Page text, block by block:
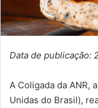
Data de publicação:
A Coligada da ANR,
Unidas do Brasil),